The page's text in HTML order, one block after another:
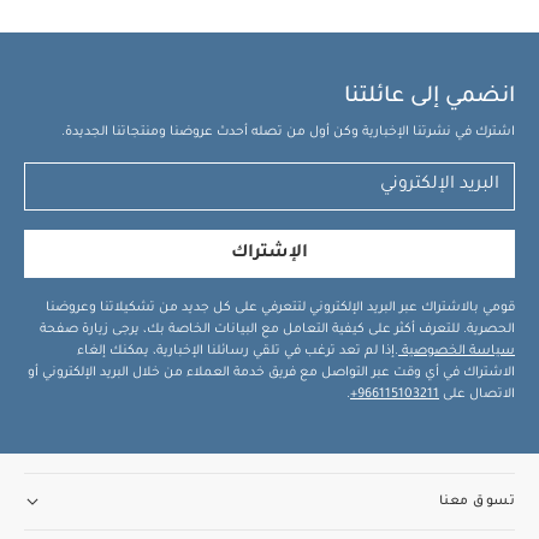
انضمي إلى عائلتنا
اشترك في نشرتنا الإخبارية وكن أول من تصله أحدث عروضنا ومنتجاتنا الجديدة.
الإشتراك
قومي بالاشتراك عبر البريد الإلكتروني لتتعرفي على كل جديد من تشكيلاتنا وعروضنا
الحصرية. للتعرف أكثر على كيفية التعامل مع البيانات الخاصة بك، يرجى زيارة صفحة
سياسة الخصوصية .إذا لم تعد ترغب في تلقي رسائلنا الإخبارية، يمكنك إلغاء
الاشتراك في أي وقت عبر التواصل مع فريق خدمة العملاء من خلال البريد الإلكتروني أو
الاتصال على 966115103211+
.
تسوق معنا